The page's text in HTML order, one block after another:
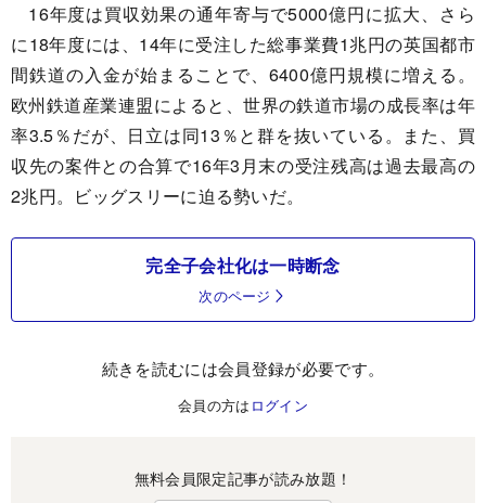
16年度は買収効果の通年寄与で5000億円に拡大、さら
に18年度には、14年に受注した総事業費1兆円の英国都市
間鉄道の入金が始まることで、6400億円規模に増える。
欧州鉄道産業連盟によると、世界の鉄道市場の成長率は年
率3.5％だが、日立は同13％と群を抜いている。また、買
収先の案件との合算で16年3月末の受注残高は過去最高の
2兆円。ビッグスリーに迫る勢いだ。
完全子会社化は一時断念
次のページ
続きを読むには会員登録が必要です。
会員の方は ログイン
無料会員限定記事が読み放題！